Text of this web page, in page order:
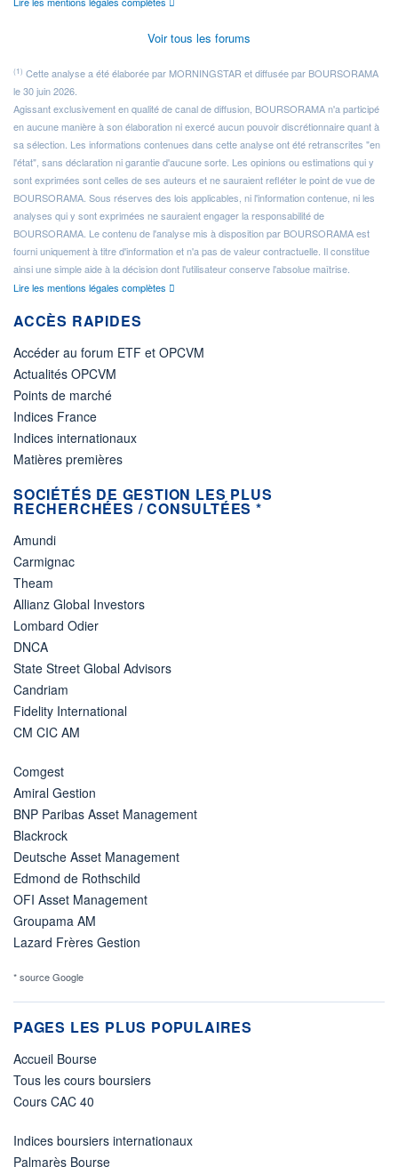
Voir tous les forums
(1) Cette analyse a été élaborée par MORNINGSTAR et diffusée par BOURSORAMA
le 30 juin 2026.
Agissant exclusivement en qualité de canal de diffusion, BOURSORAMA n'a participé
en aucune manière à son élaboration ni exercé aucun pouvoir discrétionnaire quant à
sa sélection. Les informations contenues dans cette analyse ont été retranscrites "en
l'état", sans déclaration ni garantie d'aucune sorte. Les opinions ou estimations qui y
sont exprimées sont celles de ses auteurs et ne sauraient refléter le point de vue de
BOURSORAMA. Sous réserves des lois applicables, ni l'information contenue, ni les
analyses qui y sont exprimées ne sauraient engager la responsabilité de
BOURSORAMA. Le contenu de l'analyse mis à disposition par BOURSORAMA est
fourni uniquement à titre d'information et n'a pas de valeur contractuelle. Il constitue
ainsi une simple aide à la décision dont l'utilisateur conserve l'absolue maîtrise.
Lire les mentions légales complètes
ACCÈS RAPIDES
Accéder au forum ETF et OPCVM
Actualités OPCVM
Points de marché
Indices France
Indices internationaux
Matières premières
SOCIÉTÉS DE GESTION LES PLUS
RECHERCHÉES / CONSULTÉES *
Amundi
Carmignac
Theam
Allianz Global Investors
Lombard Odier
DNCA
State Street Global Advisors
Candriam
Fidelity International
CM CIC AM
Comgest
Amiral Gestion
BNP Paribas Asset Management
Blackrock
Deutsche Asset Management
Edmond de Rothschild
OFI Asset Management
Groupama AM
Lazard Frères Gestion
* source Google
PAGES LES PLUS POPULAIRES
Accueil Bourse
Tous les cours boursiers
Cours CAC 40
Indices boursiers internationaux
Palmarès Bourse